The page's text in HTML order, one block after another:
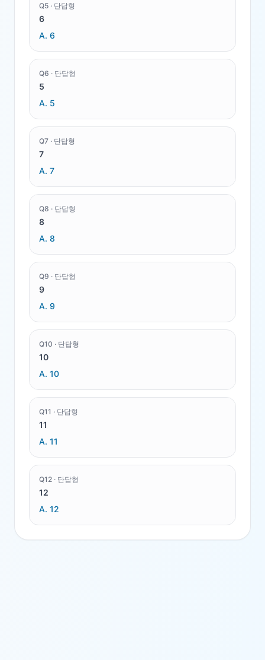
Q5 · 단답형
6
A. 6
Q6 · 단답형
5
A. 5
Q7 · 단답형
7
A. 7
Q8 · 단답형
8
A. 8
Q9 · 단답형
9
A. 9
Q10 · 단답형
10
A. 10
Q11 · 단답형
11
A. 11
Q12 · 단답형
12
A. 12